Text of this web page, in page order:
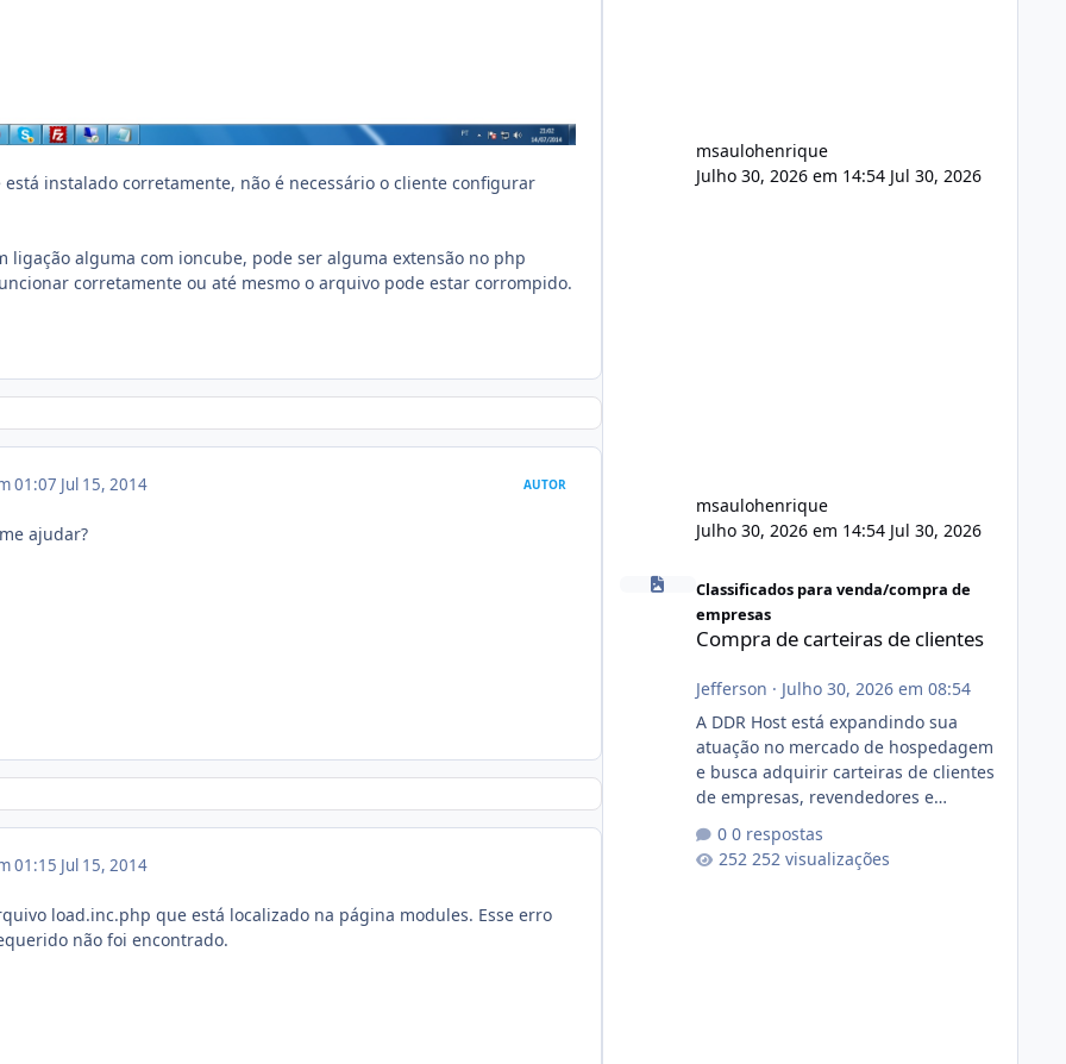
está instalado corretamente, não é necessário o cliente configurar
ligação alguma com ioncube, pode ser alguma extensão no php
corretamente ou até mesmo o arquivo pode estar corrompido.
01:07 Jul 15, 2014 AUTOR
ajudar?
01:15 Jul 15, 2014
load.inc.php que está localizado na página modules. Esse erro
não foi encontrado.
msaulohenrique
Julho 30, 2026 em 14:54 Jul 30, 2026
msaulohenrique
Julho 30, 2026 em 14:54 Jul 30, 2026
Compra de carteiras de clientes
Classificados para venda/compra de
empresas
Compra de carteiras de clientes
Jefferson · Julho 30, 2026 em 08:54
A DDR Host está expandindo sua
atuação no mercado de hospedagem
e busca adquirir carteiras de clientes
de empresas, revendedores e
suas atividades ou reduzir sua
operação. Se você possui clientes
0 respostas
252 visualizações